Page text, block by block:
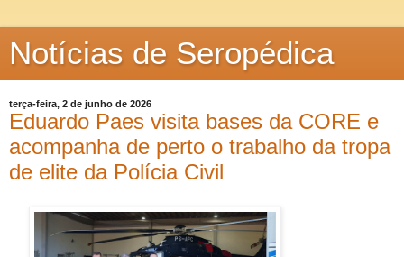
Notícias de Seropédica
terça-feira, 2 de junho de 2026
Eduardo Paes visita bases da CORE e
acompanha de perto o trabalho da tropa
de elite da Polícia Civil